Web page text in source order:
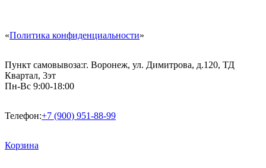
«Политика конфиденциальности»
Пункт самовывоза:г. Воронеж, ул. Димитрова, д.120, ТД
Квартал, 3эт
Пн-Вс 9:00-18:00
Телефон:+7 (900) 951-88-99
Корзина